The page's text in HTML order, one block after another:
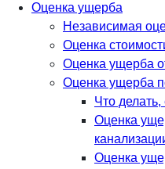
Оценка ущерба
Независимая
Оценка
Оценка ущерба
Оценка ущерба
Что
Оценка
Оценка